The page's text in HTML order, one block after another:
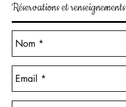
Réservations et renseignements